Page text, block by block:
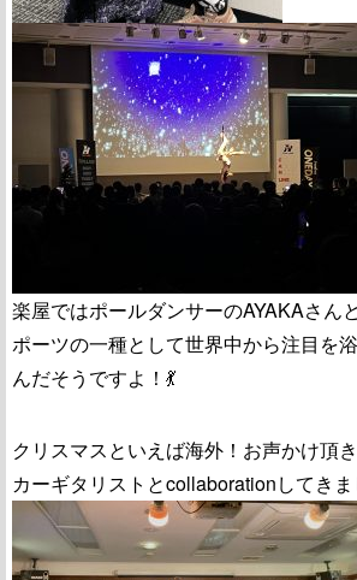
楽屋ではポールダンサーのAYAKAさん
ポーツの一種として世界中から注目を
んだそうですよ！💃
クリスマスといえば海外！お声かけ頂
カーギタリストとcollaborationしてきま